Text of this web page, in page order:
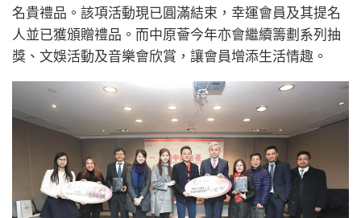
名貴禮品。該項活動現已圓滿結束，幸運會員及其提名
人並已獲頒贈禮品。而中原薈今年亦會繼續籌劃系列抽
獎、文娛活動及音樂會欣賞，讓會員增添生活情趣。